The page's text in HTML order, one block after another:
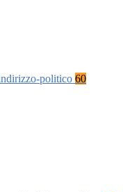
politico 60